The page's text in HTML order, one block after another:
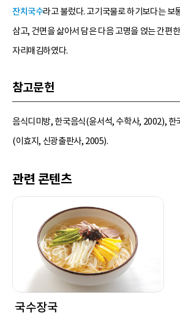
잔치국수라고 불렀다. 고기국물로 하기보다는 보
삼고, 건면을 삶아서 담은 다음 고명을 얹는 간편
자리매김하였다.
참고문헌
음식디미방, 한국음식(윤서석, 수학사, 2002), 한
(이효지, 신광출판사, 2005).
관련 콘텐츠
국수장국